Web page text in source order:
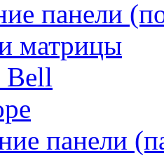
панели
матрицы
Bell
панели